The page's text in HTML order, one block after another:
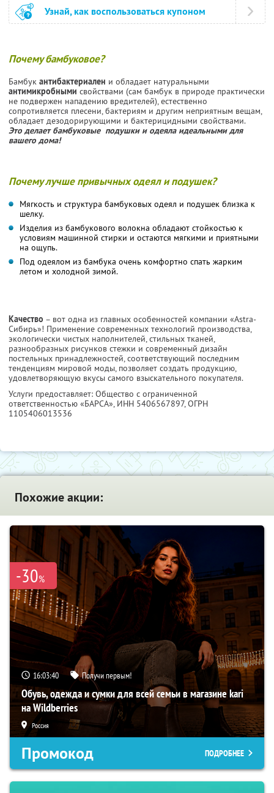
Узнай, как воспользоваться купоном
Почему бамбуковое?
Бамбук антибактериален и обладает натуральными
антимикробными свойствами (сам бамбук в природе практически
не подвержен нападению вредителей), естественно
сопротивляется плесени, бактериям и другим неприятным вещам,
обладает дезодорирующими и бактерицидными свойствами.
Это делает бамбуковые подушки и одеяла идеальными для
вашего дома!
Почему лучше привычных одеял и подушек?
Мягкость и структура бамбуковых одеял и подушек близка к
шелку.
Изделия из бамбукового волокна обладают стойкостью к
условиям машинной стирки и остаются мягкими и приятными
на ощупь.
Под одеялом из бамбука очень комфортно спать жарким
летом и холодной зимой.
Качество – вот одна из главных особенностей компании «Astra-
Cибирь»! Применение современных технологий производства,
экологически чистых наполнителей, стильных тканей,
разнообразных рисунков стежки и современный дизайн
постельных принадлежностей, соответствующий последним
тенденциям мировой моды, позволяет создать продукцию,
удовлетворяющую вкусы самого взыскательного покупателя.
Услуги предоставляет: Общество с ограниченной
ответственностью «БАРСА», ИНН 5406567897, ОГРН
1105406013536
Похожие акции:
-30%
16:03:40 Получи первым!
Обувь, одежда и сумки для всей семьи в магазине kari
на Wildberries
Россия
Промокод ПОДРОБНЕЕ